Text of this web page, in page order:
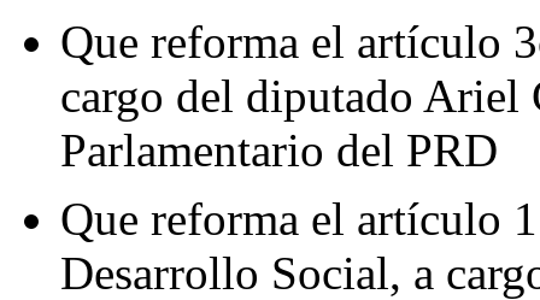
Que reforma el artículo
cargo del diputado Ariel
Parlamentario del PRD
Que reforma el artículo
Desarrollo Social, a